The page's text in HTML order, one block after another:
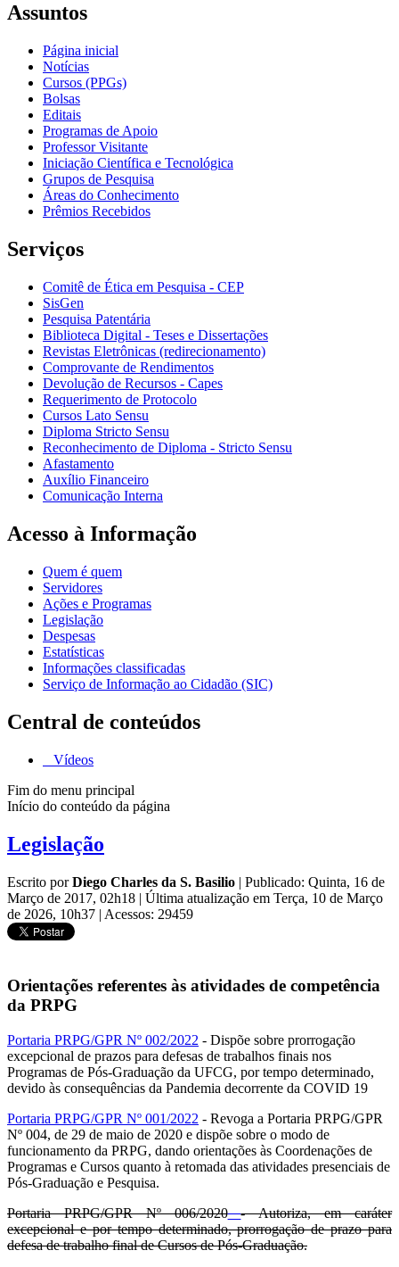
Assuntos
Página inicial
Notícias
Cursos (PPGs)
Bolsas
Editais
Programas de Apoio
Professor Visitante
Iniciação Científica e Tecnológica
Grupos de Pesquisa
Áreas do Conhecimento
Prêmios Recebidos
Serviços
Comitê de Ética em Pesquisa - CEP
SisGen
Pesquisa Patentária
Biblioteca Digital - Teses e Dissertações
Revistas Eletrônicas (redirecionamento)
Comprovante de Rendimentos
Devolução de Recursos - Capes
Requerimento de Protocolo
Cursos Lato Sensu
Diploma Stricto Sensu
Reconhecimento de Diploma - Stricto Sensu
Afastamento
Auxílio Financeiro
Comunicação Interna
Acesso à Informação
Quem é quem
Servidores
Ações e Programas
Legislação
Despesas
Estatísticas
Informações classificadas
Serviço de Informação ao Cidadão (SIC)
Central de conteúdos
Vídeos
Fim do menu principal
Início do conteúdo da página
Legislação
Escrito porDiego Charles da S. Basilio | Publicado: Quinta, 16 de
Março de 2017, 02h18 | Última atualização em Terça, 10 de Março
de 2026, 10h37 | Acessos: 29459
Orientações referentes às atividades de competência
da PRPG
Portaria PRPG/GPR Nº 002/2022 - Dispõe sobre prorrogação
excepcional de prazos para defesas de trabalhos finais nos
Programas de Pós-Graduação da UFCG, por tempo determinado,
devido às consequências da Pandemia decorrente da COVID 19
Portaria PRPG/GPR Nº 001/2022 - Revoga a Portaria PRPG/GPR
Nº 004, de 29 de maio de 2020 e dispõe sobre o modo de
funcionamento da PRPG, dando orientações às Coordenações de
Programas e Cursos quanto à retomada das atividades presenciais de
Pós-Graduação e Pesquisa.
Portaria PRPG/GPR Nº 006/2020
- Autoriza, em caráter
excepcional e por tempo determinado, prorrogação de prazo para
defesa de trabalho final de Cursos de Pós-Graduação.